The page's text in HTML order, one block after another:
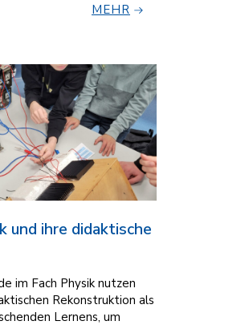
MEHR
und ihre didaktische
im Fach Physik nutzen
Rekonstruktion als
Lernens, um